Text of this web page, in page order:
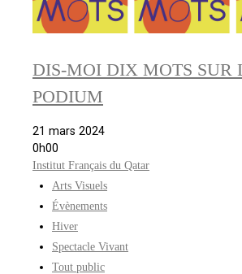
DIS-MOI DIX MOTS SUR
PODIUM
21 mars 2024
0h00
Institut Français du Qatar
Arts Visuels
Évènements
Hiver
Spectacle Vivant
Tout public